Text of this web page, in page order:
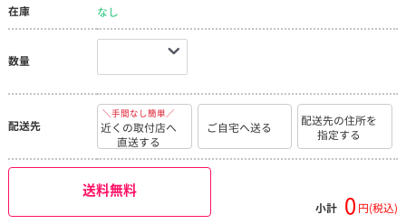
在庫 なし
数量
配送先
＼手間なし簡単／
近くの取付店へ
直送する
ご自宅へ送る
配送先の住所を
指定する
送料無料
小計 0 円(税込)